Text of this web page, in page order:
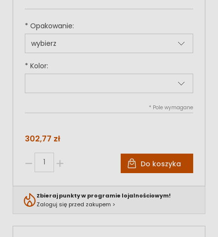
* Opakowanie:
* Kolor:
* Pole wymagane
302,77 zł
Do koszyka
Zbieraj punkty w programie lojalnościowym!
Zaloguj się przed zakupem >